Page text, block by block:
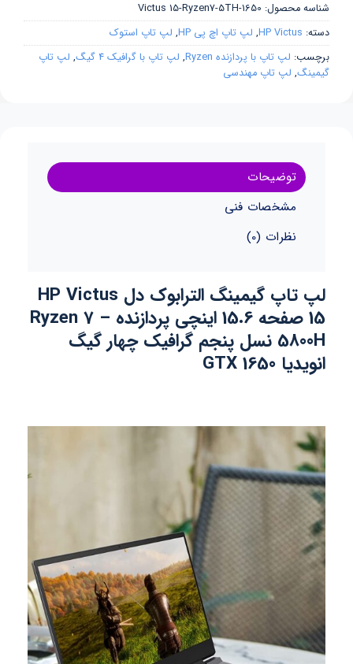
شناسه محصول: Victus 15-Ryzen7-5TH-1650
دسته: HP Victus
, لپ تاپ اچ پی HP , لپ تاپ استوک
برچسب: لپ تاپ با پردازنده Ryzen , لپ تاپ با گرافیک 4 گیگ , لپ تاپ
گیمینگ, لپ تاپ مهندسی
توضیحات
مشخصات فنی
نظرات (0)
لپ تاپ گیمینگ الترابوک دل HP Victus
15 صفحه 15.6 اینچی پردازنده Ryzen 7 –
5800H نسل پنجم گرافیک چهار گیگ
انویدیا GTX 1650